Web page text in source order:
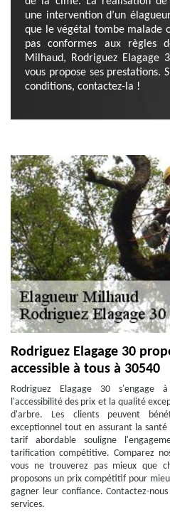
une intervention d’un
que le végétal tombe malade
pas conformes aux règles
Milhaud, Rodriguez Elagage
vous propose ses prestations.
conditions, contactez-la !
Rodriguez Elagage 30
accessible à tous à 30540
Rodriguez Elagage 30 s'engage
l'accessibilité des prix et la qualité
d'arbre. Les clients peuvent
exceptionnel tout en assurant la
tarif abordable souligne
tarification compétitive. Comparez
vous ne trouverez pas mieux que
proposons un prix compétitif pour
gagner leur confiance. Contactez-
services.